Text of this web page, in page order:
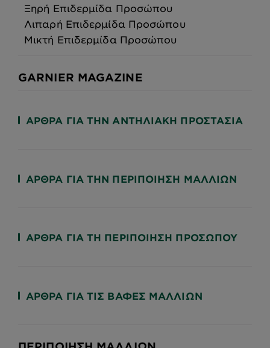
Ξηρή Επιδερμίδα Προσώπου
Λιπαρή Επιδερμίδα Προσώπου
Μικτή Επιδερμίδα Προσώπου
GARNIER MAGAZINE
ΆΡΘΡΑ ΓΙΑ ΤΗΝ ΑΝΤΗΛΙΑΚΉ ΠΡΟΣΤΑΣΊΑ
ΆΡΘΡΑ ΓΙΑ ΤΗΝ ΠΕΡΙΠΟΙΉΣΗ ΜΑΛΛΙΏΝ
ΆΡΘΡΑ ΓΙΑ ΤΗ ΠΕΡΙΠΟΊΗΣΗ ΠΡΟΣΏΠΟΥ
ΆΡΘΡΑ ΓΙΑ ΤΙΣ ΒΑΦΈΣ ΜΑΛΛΙΏΝ